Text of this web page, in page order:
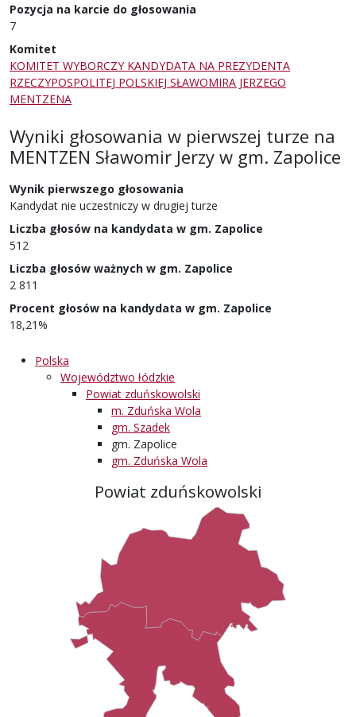
Pozycja na karcie do głosowania
7
Komitet
KOMITET WYBORCZY KANDYDATA NA PREZYDENTA
RZECZYPOSPOLITEJ POLSKIEJ SŁAWOMIRA JERZEGO
MENTZENA
Wyniki głosowania w pierwszej turze na
MENTZEN Sławomir Jerzy w gm. Zapolice
Wynik pierwszego głosowania
Kandydat nie uczestniczy w drugiej turze
Liczba głosów na kandydata w gm. Zapolice
512
Liczba głosów ważnych w gm. Zapolice
2 811
Procent głosów na kandydata w gm. Zapolice
18,21%
Polska
Województwo łódzkie
Powiat zduńskowolski
m. Zduńska Wola
gm. Szadek
gm. Zapolice
gm. Zduńska Wola
Powiat zduńskowolski